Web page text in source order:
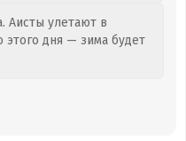
Аисты улетают в
этого дня — зима будет